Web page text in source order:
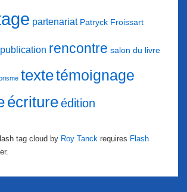
partenariat Patryck Froissart
publication rencontre salon du livre
textetémoignage
écritureédition
tag cloud by Roy Tanck requires Flash